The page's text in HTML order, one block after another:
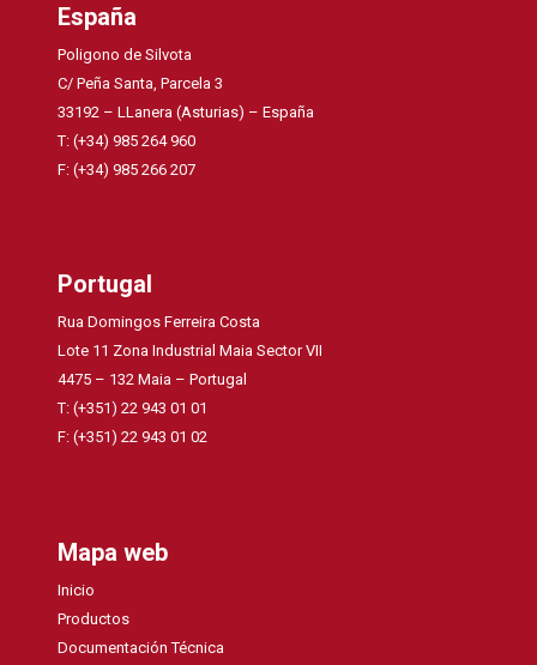
España
Poligono de Silvota
C/ Peña Santa, Parcela 3
33192 – LLanera (Asturias) – España
T: (+34) 985 264 960
F: (+34) 985 266 207
Portugal
Rua Domingos Ferreira Costa
Lote 11 Zona Industrial Maia Sector VII
4475 – 132 Maia – Portugal
T: (+351) 22 943 01 01
F: (+351) 22 943 01 02
Mapa web
Inicio
Productos
Documentación Técnica